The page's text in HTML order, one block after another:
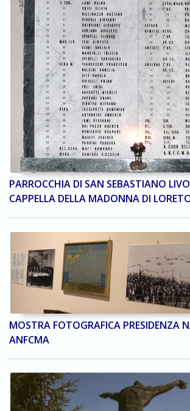
PARROCCHIA DI SAN SEBASTIANO
CAPPELLA DELLA MADONNA DI
MOSTRA FOTOGRAFICA PRESIDENZA
ANFCMA